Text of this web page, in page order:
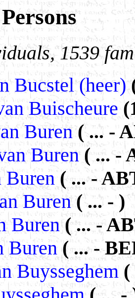
1539
Bucstel (heer)
Buischeure
Buren( ... -
Buren ( ... -
Buren( ... -
Buren( ... - )
Buren( ... -
Buren( ... -
Buysseghem (